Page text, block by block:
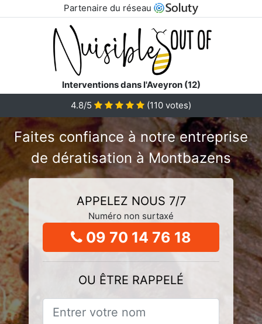
Partenaire du réseau
Interventions dans l'Aveyron (12)
4.8/5
(110 votes)
Faites confiance à notre entreprise
de dératisation à Montbazens
APPELEZ NOUS 7/7
Numéro non surtaxé
09 70 14 76 18
OU ÊTRE RAPPELÉ